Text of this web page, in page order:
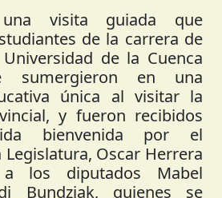
visita guiada que
de la carrera de
de la Cuenca
sumergieron en una
única al visitar la
y fueron recibidos
bienvenida por el
Oscar Herrera
los diputados Mabel
Bundziak, quienes se